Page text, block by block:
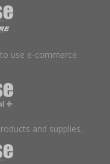
use e-commerce
and supplies.